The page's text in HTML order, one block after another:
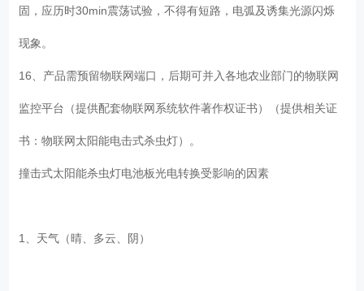
固，应历时30min震荡试验，不得有短路，电弧及诱集光源闪烁
现象。
16、产品需预留物联网端口，后期可并入各地农业部门的物联网
监控平台（提供配套物联网系统软件著作权证书）（提供相关证
书：物联网太阳能电击式杀虫灯）。
撞击式太阳能杀虫灯电池板光电转换受影响的因素
1、天气（晴、多云、阴）